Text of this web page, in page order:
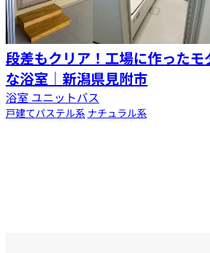
段差もクリア！工場に作ったモ
な浴室｜新潟県見附市
浴室 ユニットバス
戸建てパステル系 ナチュラル系